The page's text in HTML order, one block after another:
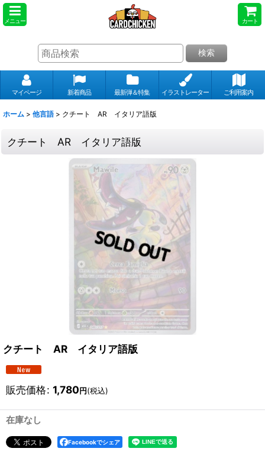
メニュー カート
検索
マイページ 新着商品 最新弾＆特集 イラストレーター ご利用案内
ホーム > 他言語 > クチート AR イタリア語版
クチート AR イタリア語版
クチート AR イタリア語版
販売価格: 1,780円(税込)
在庫なし
Facebookでシェア